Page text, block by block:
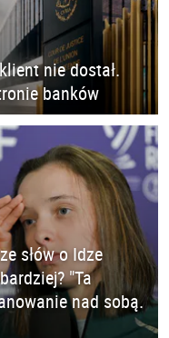
nie dostał.
banków
słów o Idze
"Ta
nad sobą.